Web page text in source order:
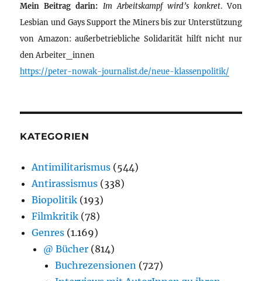
Mein Beitrag darin: Im Arbeitskampf wird’s konkret. Von
Lesbian und Gays Support the Miners bis zur Unterstützung
von Amazon: außerbetriebliche Solidarität hilft nicht nur
den Arbeiter_innen
https://peter-nowak-journalist.de/neue-klassenpolitik/
KATEGORIEN
Antimilitarismus (544)
Antirassismus (338)
Biopolitik (193)
Filmkritik (78)
Genres (1.169)
@ Bücher (814)
Buchrezensionen (727)